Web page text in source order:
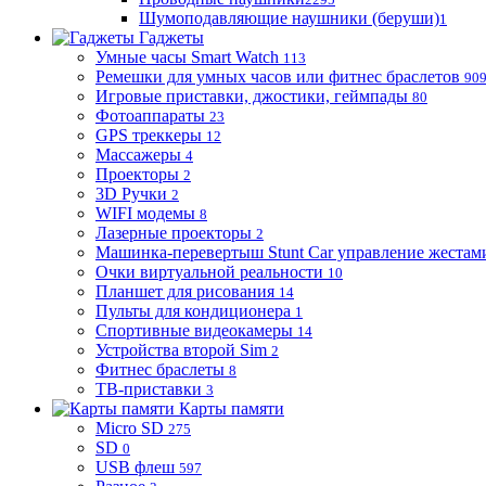
Шумоподавляющие наушники (беруши)1
Гаджеты
Умные часы Smart Watch 113
Ремешки для умных часов или фитнес браслетов 909
Игровые приставки, джостики, геймпады 80
Фотоаппараты 23
GPS треккеры 12
Массажеры 4
Проекторы 2
3D Ручки 2
WIFI модемы 8
Лазерные проекторы 2
Машинка-перевертыш Stunt Car управление
Очки виртуальной реальности 10
Планшет для рисования 14
Пульты для кондиционера 1
Спортивные видеокамеры 14
Устройства второй Sim 2
Фитнес браслеты 8
ТВ-приставки 3
Карты памяти
Micro SD 275
SD 0
USB флеш 597